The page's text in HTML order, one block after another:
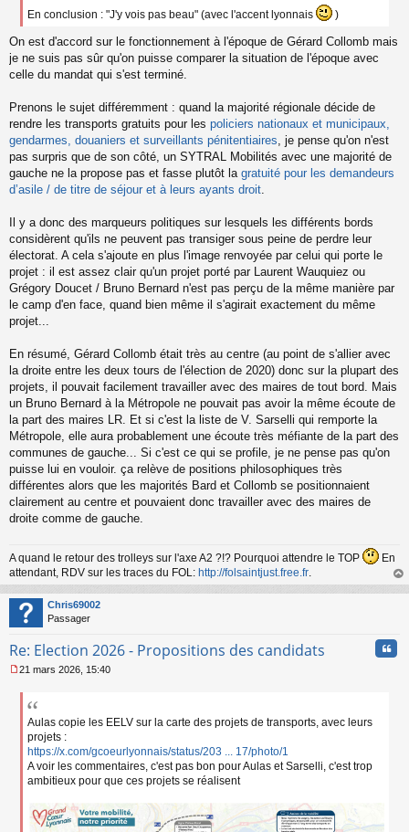
En conclusion : "J'y vois pas beau" (avec l'accent lyonnais )
On est d'accord sur le fonctionnement à l'époque de Gérard Collomb mais
je ne suis pas sûr qu'on puisse comparer la situation de l'époque avec
celle du mandat qui s'est terminé.
Prenons le sujet différemment : quand la majorité régionale décide de
rendre les transports gratuits pour les policiers nationaux et municipaux,
gendarmes, douaniers et surveillants pénitentiaires, je pense qu'on n'est
pas surpris que de son côté, un SYTRAL Mobilités avec une majorité de
gauche ne la propose pas et fasse plutôt la gratuité pour les demandeurs
d’asile / de titre de séjour et à leurs ayants droit.
Il y a donc des marqueurs politiques sur lesquels les différents bords
considèrent qu'ils ne peuvent pas transiger sous peine de perdre leur
électorat. A cela s'ajoute en plus l'image renvoyée par celui qui porte le
projet : il est assez clair qu'un projet porté par Laurent Wauquiez ou
Grégory Doucet / Bruno Bernard n'est pas perçu de la même manière par
le camp d'en face, quand bien même il s'agirait exactement du même
projet...
En résumé, Gérard Collomb était très au centre (au point de s'allier avec
la droite entre les deux tours de l'élection de 2020) donc sur la plupart des
projets, il pouvait facilement travailler avec des maires de tout bord. Mais
un Bruno Bernard à la Métropole ne pouvait pas avoir la même écoute de
la part des maires LR. Et si c'est la liste de V. Sarselli qui remporte la
Métropole, elle aura probablement une écoute très méfiante de la part des
communes de gauche... Si c'est ce qui se profile, je ne pense pas qu'on
puisse lui en vouloir. ça relève de positions philosophiques très
différentes alors que les majorités Bard et Collomb se positionnaient
clairement au centre et pouvaient donc travailler avec des maires de
droite comme de gauche.
A quand le retour des trolleys sur l'axe A2 ?!? Pourquoi attendre le TOP
En
attendant, RDV sur les traces du FOL: http://folsaintjust.free.fr
au
Chris69002
Passager
Re: Election 2026 - Propositions des candidats
e
21 mars 2026, 15:40
Aulas copie les EELV sur la carte des projets de transports, avec leurs
projets :
https://x.com/gcoeurlyonnais/status/203 ... 17/photo/1
A voir les commentaires, c'est pas bon pour Aulas et Sarselli, c'est trop
ambitieux pour que ces projets se réalisent